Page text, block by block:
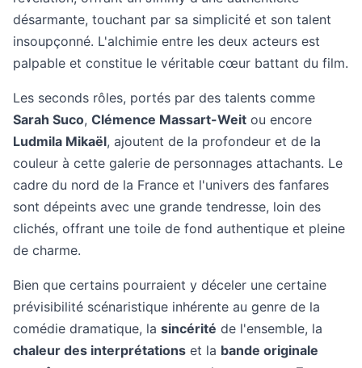
désarmante, touchant par sa simplicité et son talent
insoupçonné. L'alchimie entre les deux acteurs est
palpable et constitue le véritable cœur battant du film.
Les seconds rôles, portés par des talents comme
Sarah Suco, Clémence Massart-Weit ou encore
Ludmila Mikaël, ajoutent de la profondeur et de la
couleur à cette galerie de personnages attachants. Le
cadre du nord de la France et l'univers des fanfares
sont dépeints avec une grande tendresse, loin des
clichés, offrant une toile de fond authentique et pleine
de charme.
Bien que certains pourraient y déceler une certaine
prévisibilité scénaristique inhérente au genre de la
comédie dramatique, la sincérité de l'ensemble, la
chaleur des interprétations et la bande originale